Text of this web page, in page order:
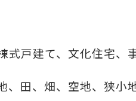
式戸建て、文化住宅、
、田、畑、空地、狭小